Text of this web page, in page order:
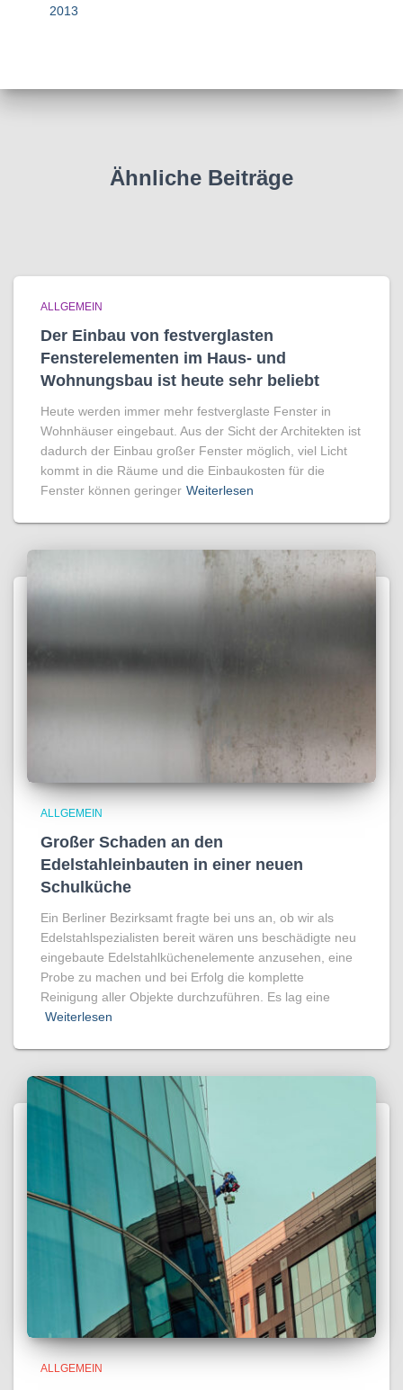
2013
Ähnliche Beiträge
ALLGEMEIN
Der Einbau von festverglasten
Fensterelementen im Haus- und
Wohnungsbau ist heute sehr beliebt
Heute werden immer mehr festverglaste Fenster in
Wohnhäuser eingebaut. Aus der Sicht der Architekten ist
dadurch der Einbau großer Fenster möglich, viel Licht
kommt in die Räume und die Einbaukosten für die
Fenster können geringer Weiterlesen
ALLGEMEIN
Großer Schaden an den
Edelstahleinbauten in einer neuen
Schulküche
Ein Berliner Bezirksamt fragte bei uns an, ob wir als
Edelstahlspezialisten bereit wären uns beschädigte neu
eingebaute Edelstahlküchenelemente anzusehen, eine
Probe zu machen und bei Erfolg die komplette
Reinigung aller Objekte durchzuführen. Es lag eine
Weiterlesen
ALLGEMEIN